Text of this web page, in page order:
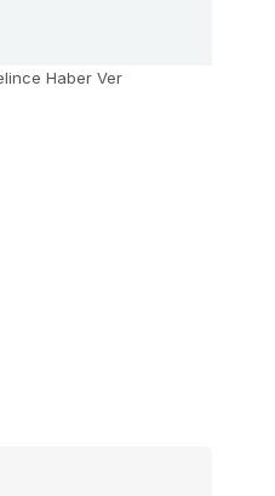
Haber Ver